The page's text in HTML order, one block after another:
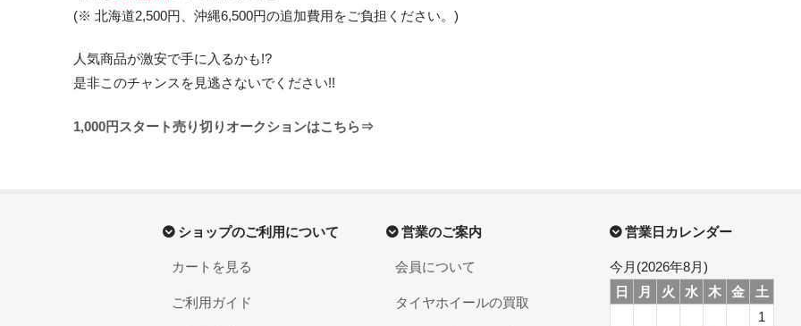
(※ 北海道2,500円、沖縄6,500円の追加費用をご負担ください。)
人気商品が激安で手に入るかも!?
是非このチャンスを見逃さないでください!!
1,000円スタート売り切りオークションはこちら⇒
ショップのご利用について
カートを見る
ご利用ガイド
営業のご案内
会員について
タイヤホイールの買取
営業日カレンダー
今月(2026年8月)
日
月 火 水 木 金
土
1